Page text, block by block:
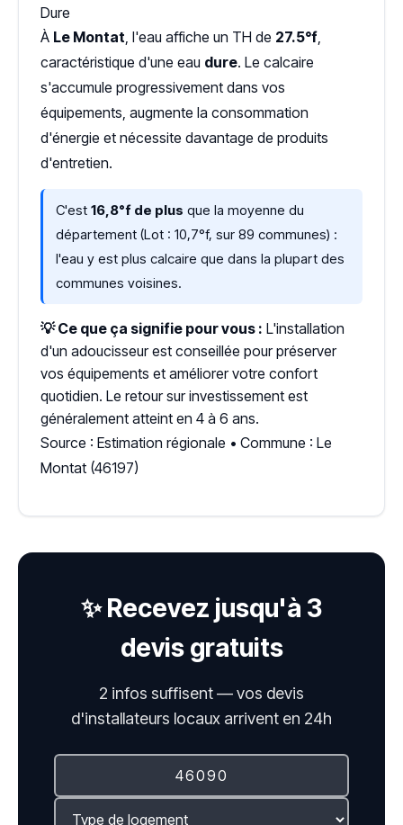
Dure
À Le Montat, l'eau affiche un TH de 27.5°f,
caractéristique d'une eau dure. Le calcaire
s'accumule progressivement dans vos
équipements, augmente la consommation
d'énergie et nécessite davantage de produits
d'entretien.
C'est 16,8°f de plus que la moyenne du
département (Lot : 10,7°f, sur 89 communes) :
l'eau y est plus calcaire que dans la plupart des
communes voisines.
💡 Ce que ça signifie pour vous : L'installation
d'un adoucisseur est conseillée pour préserver
vos équipements et améliorer votre confort
quotidien. Le retour sur investissement est
généralement atteint en 4 à 6 ans.
Source : Estimation régionale • Commune : Le
Montat (46197)
✨ Recevez jusqu'à 3
devis gratuits
2 infos suffisent — vos devis
d'installateurs locaux arrivent en 24h